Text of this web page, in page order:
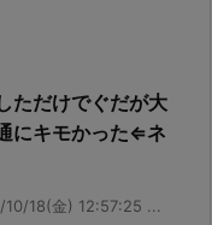
ただけでぐだが大
にキモかった⇐ネ
18(金) 12:57:25 ...